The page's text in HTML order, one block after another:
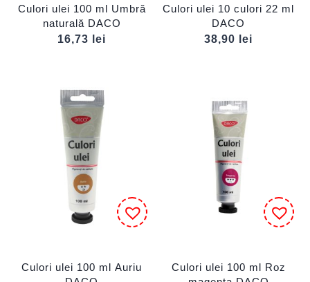
Culori ulei 100 ml Umbră
naturală DACO
16,73
lei
Culori ulei 10 culori 22 ml
DACO
38,90
lei
Culori ulei 100 ml Auriu
Culori ulei 100 ml Roz